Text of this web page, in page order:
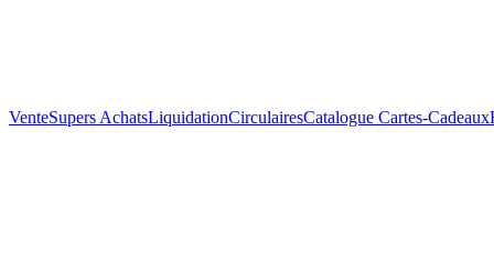
VenteSupers AchatsLiquidationCirculairesCatalogue Cartes-Cadeaux